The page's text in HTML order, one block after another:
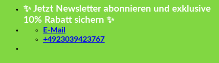
✨ Jetzt Newsletter abonnieren und exklusive
10% Rabatt sichern ✨
E-Mail
+4923039423767